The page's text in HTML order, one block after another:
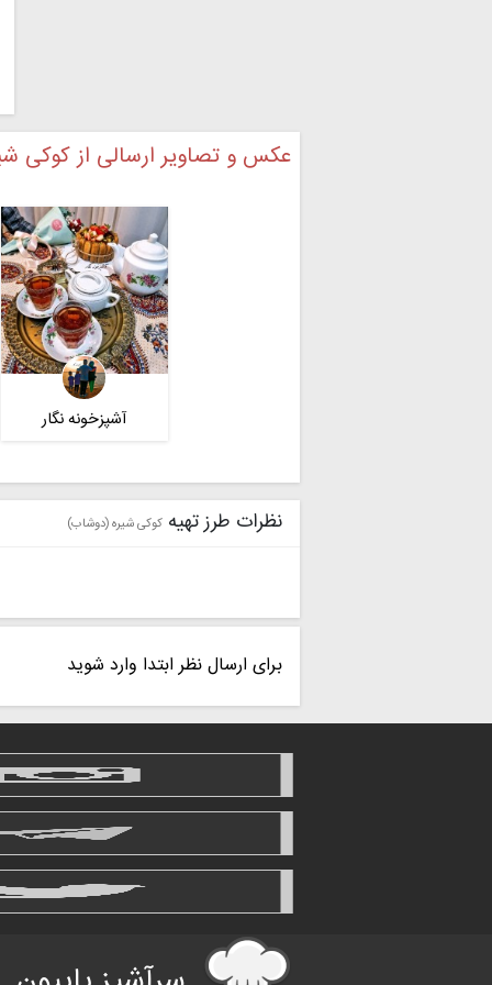
عکس و تصاویر ارسالی از کوکی
آشپزخونه نگار
نظرات طرز تهیه کوکی شیره (دوشاب)
برای ارسال نظر ابتدا وارد شوید